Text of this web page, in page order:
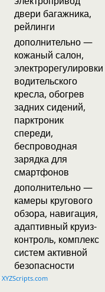
двери багажника,
рейлинги
дополнительно —
кожаный салон,
электрорегулировки
водительского
кресла, обогрев
задних сидений,
парктроник
спереди,
беспроводная
зарядка для
смартфонов
дополнительно —
камеры кругового
обзора, навигация,
адаптивный круиз-
контроль, комплекс
систем активной
безопасности
XYZScripts.com